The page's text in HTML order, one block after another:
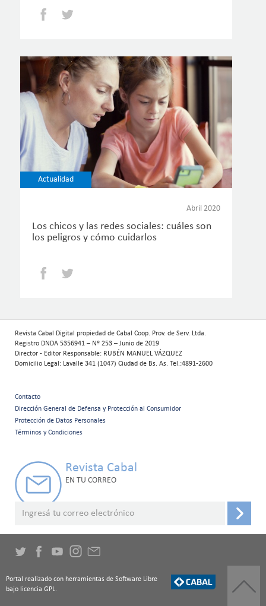
Facebook
Actualidad
Abril 2020
Los chicos y las redes sociales: cuáles son
los peligros y cómo cuidarlos
Facebook
Revista Cabal Digital propiedad de Cabal Coop. Prov. de Serv. Ltda.
Registro DNDA 5356941 – Nº 253 – Junio de 2019
Director - Editor Responsable: RUBÉN MANUEL VÁZQUEZ
Domicilio Legal: Lavalle 341 (1047) Ciudad de Bs. As. Tel.:4891-2600
Menú
secundario
Contacto
Dirección General de Defensa y Protección al Consumidor
Protección de Datos Personales
Términos y Condiciones
Revista Cabal
EN TU CORREO
Portal realizado con herramientas de Software Libre
bajo licencia GPL.